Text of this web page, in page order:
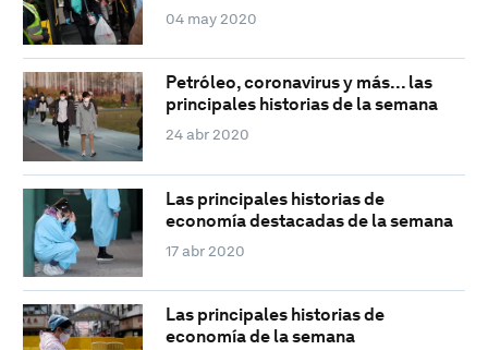
04 may 2020
Petróleo, coronavirus y más... las
principales historias de la semana
24 abr 2020
Las principales historias de
economía destacadas de la semana
17 abr 2020
Las principales historias de
economía de la semana